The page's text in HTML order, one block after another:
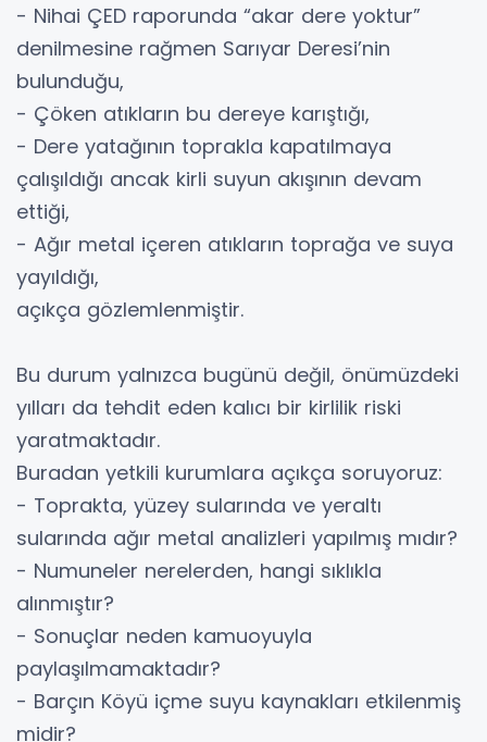
- Nihai ÇED raporunda “akar dere yoktur”
denilmesine rağmen Sarıyar Deresi’nin
bulunduğu,
- Çöken atıkların bu dereye karıştığı,
- Dere yatağının toprakla kapatılmaya
çalışıldığı ancak kirli suyun akışının devam
ettiği,
- Ağır metal içeren atıkların toprağa ve suya
yayıldığı,
açıkça gözlemlenmiştir.
Bu durum yalnızca bugünü değil, önümüzdeki
yılları da tehdit eden kalıcı bir kirlilik riski
yaratmaktadır.
Buradan yetkili kurumlara açıkça soruyoruz:
- Toprakta, yüzey sularında ve yeraltı
sularında ağır metal analizleri yapılmış mıdır?
- Numuneler nerelerden, hangi sıklıkla
alınmıştır?
- Sonuçlar neden kamuoyuyla
paylaşılmamaktadır?
- Barçın Köyü içme suyu kaynakları etkilenmiş
midir?